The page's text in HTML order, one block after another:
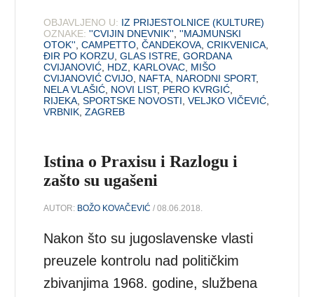
OBJAVLJENO U: IZ PRIJESTOLNICE (KULTURE)
OZNAKE: ''CVIJIN DNEVNIK'' ,''MAJMUNSKI
OTOK'' ,CAMPETTO ,ČANDEKOVA ,CRIKVENICA
ĐIR PO KORZU ,GLAS ISTRE ,GORDANA
CVIJANOVIĆ HDZ KARLOVAC MIŠO
CVIJANOVIĆ CVIJO NAFTA NARODNI SPORT,
NELA VLAŠIĆ NOVI LIST, PERO KVRGIĆ
RIJEKA ,SPORTSKE NOVOSTI ,VELJKO VIČEVIĆ
VRBNIK ,ZAGREB
Istina o Praxisu i Razlogu i
zašto su ugašeni
AUTOR: BOŽO KOVAČEVIĆ / 08.06.2018.
Nakon što su jugoslavenske vlasti
preuzele kontrolu nad političkim
zbivanjima 1968. godine, službena